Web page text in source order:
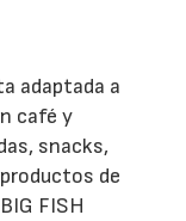
adaptada a
café y
snacks,
de
FISH